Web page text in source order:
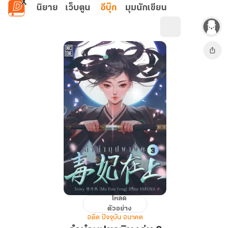
ข้ามไปยังเนื้อหาหลัก
นิยาย เว็บตูน อีบุ๊ก มุมนักเขียน
ลำนำ
โหลด
ตัวอย่าง
อดีต ปัจจุบัน อนาคต